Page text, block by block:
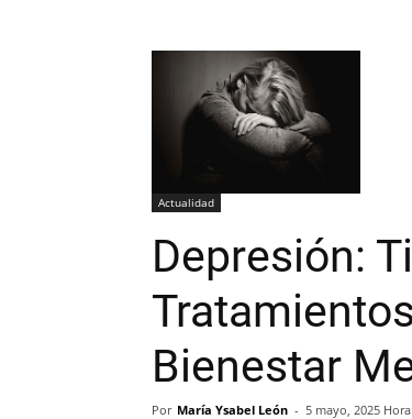
Actualidad
Depresión:
Bienestar
Por María Ysabel León - 5 mayo, 2025